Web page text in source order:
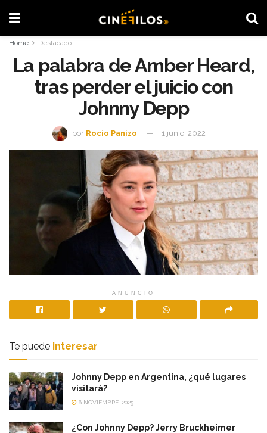
Home Destacado
La palabra de Amber Heard,
tras perder el juicio con
Johnny Depp
por Rocio Panizo 1 junio, 2022
ANUNCIO
Te puede interesar
Johnny Depp en Argentina, ¿qué lugares
visitará?
6 NOVIEMBRE, 2025
¿Con Johnny Depp? Jerry Bruckheimer